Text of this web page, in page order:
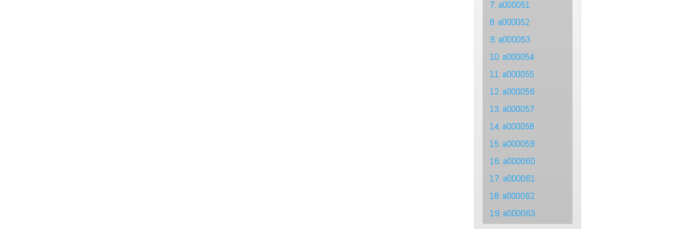
7. a000051
8. a000052
9. a000053
10. a000054
11. a000055
12. a000056
13. a000057
14. a000058
15. a000059
16. a000060
17. a000061
18. a000062
19. a000063